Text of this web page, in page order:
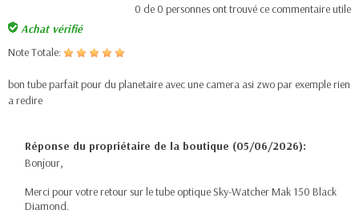
0 de 0 personnes ont trouvé ce commentaire utile
Achat vérifié
Note Totale:
bon tube parfait pour du planetaire avec une camera asi zwo par exemple rien
a redire
Réponse du propriétaire de la boutique (05/06/2026):
Bonjour,
Merci pour votre retour sur le tube optique Sky-Watcher Mak 150 Black
Diamond.